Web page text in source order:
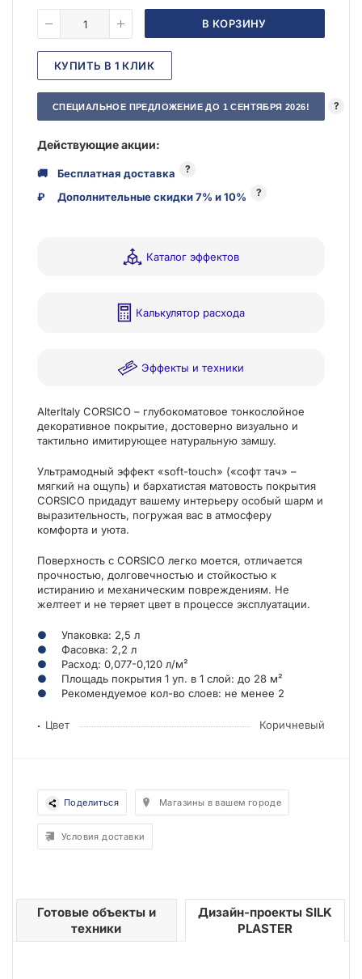
В КОРЗИНУ
КУПИТЬ В 1 КЛИК
СПЕЦИАЛЬНОЕ ПРЕДЛОЖЕНИЕ ДО 1 СЕНТЯБРЯ 2026! ?
Действующие акции:
🚚 Бесплатная доставка ?
₽ Дополнительные скидки 7% и 10% ?
Каталог эффектов
Калькулятор расхода
Эффекты и техники
AlterItaly CORSICO – глубокоматовое тонкослойное
декоративное покрытие, достоверно визуально и
тактильно имитирующее натуральную замшу.
Ультрамодный эффект «soft-touch» («софт тач» –
мягкий на ощупь) и бархатистая матовость покрытия
CORSICO придадут вашему интерьеру особый шарм и
выразительность, погружая вас в атмосферу
комфорта и уюта.
Поверхность с CORSICO легко моется, отличается
прочностью, долговечностью и стойкостью к
истиранию и механическим повреждениям. Не
желтеет и не теряет цвет в процессе эксплуатации.
Упаковка: 2,5 л
Фасовка: 2,2 л
Расход: 0,077-0,120 л/м²
Площадь покрытия 1 уп. в 1 слой: до 28 м²
Рекомендуемое кол-во слоев: не менее 2
Цвет Коричневый
Поделиться Магазины в вашем городе
Условия доставки
Готовые объекты и
техники
Дизайн-проекты SILK
PLASTER